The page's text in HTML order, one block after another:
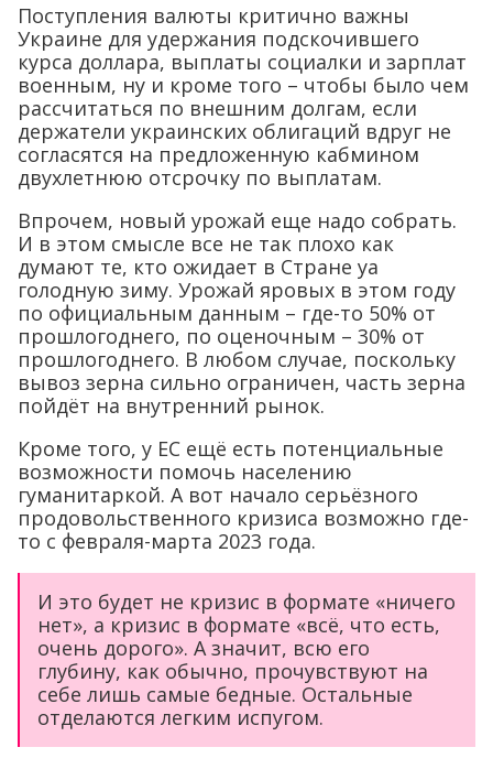
Поступления валюты критично важны
Украине для удержания подскочившего
курса доллара, выплаты социалки и зарплат
военным, ну и кроме того – чтобы было чем
рассчитаться по внешним долгам, если
держатели украинских облигаций вдруг не
согласятся на предложенную кабмином
двухлетнюю отсрочку по выплатам.
Впрочем, новый урожай еще надо собрать.
И в этом смысле все не так плохо как
думают те, кто ожидает в Стране уа
голодную зиму. Урожай яровых в этом году
по официальным данным – где-то 50% от
прошлогоднего, по оценочным – 30% от
прошлогоднего. В любом случае, поскольку
вывоз зерна сильно ограничен, часть зерна
пойдёт на внутренний рынок.
Кроме того, у ЕС ещё есть потенциальные
возможности помочь населению
гуманитаркой. А вот начало серьёзного
продовольственного кризиса возможно где-
то с февраля-марта 2023 года.
И это будет не кризис в формате «ничего
нет», а кризис в формате «всё, что есть,
очень дорого». А значит, всю его
глубину, как обычно, прочувствуют на
себе лишь самые бедные. Остальные
отделаются легким испугом.